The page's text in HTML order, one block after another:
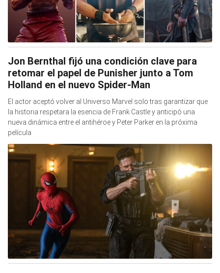
Jon Bernthal fijó una condición clave para
retomar el papel de Punisher junto a Tom
Holland en el nuevo Spider-Man
El actor aceptó volver al Universo Marvel solo tras garantizar que
la historia respetara la esencia de Frank Castle y anticipó una
nueva dinámica entre el antihéroe y Peter Parker en la próxima
película